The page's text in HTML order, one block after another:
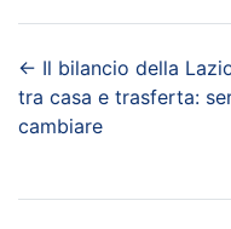
← Il bilancio della
tra casa e trasferta:
cambiare